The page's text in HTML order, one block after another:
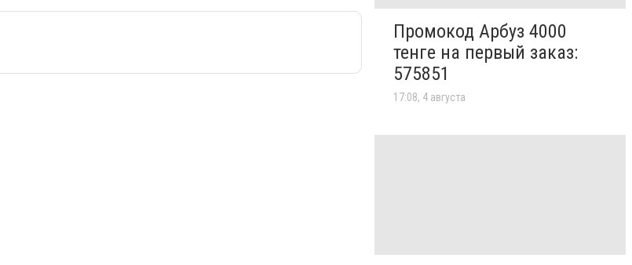
Промокод Арбуз 4000
тенге на первый заказ:
575851
17:08, 4 августа